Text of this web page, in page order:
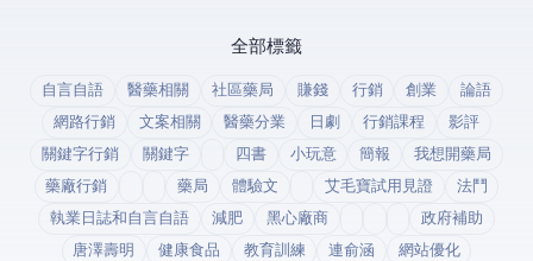
全部標籤
自言自語 醫藥相關 社區藥局 賺錢 行銷 創業
論語
網路行銷
文案相關 醫藥分業 日劇 行銷課程
影評
關鍵字行銷
關鍵字 四書 小玩意 簡報
我想開藥局
藥廠行銷
藥局 體驗文 艾毛寶試用見證
法鬥
執業日誌和自言自語
減肥 黑心廠商
政府補助
唐澤壽明
健康食品 教育訓練 連俞涵
網站優化